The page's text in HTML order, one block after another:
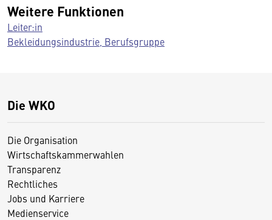
Weitere Funktionen
Leiter:in
Bekleidungsindustrie, Berufsgruppe
Die WKO
Die Organisation
Wirtschaftskammerwahlen
Transparenz
Rechtliches
Jobs und Karriere
Medienservice